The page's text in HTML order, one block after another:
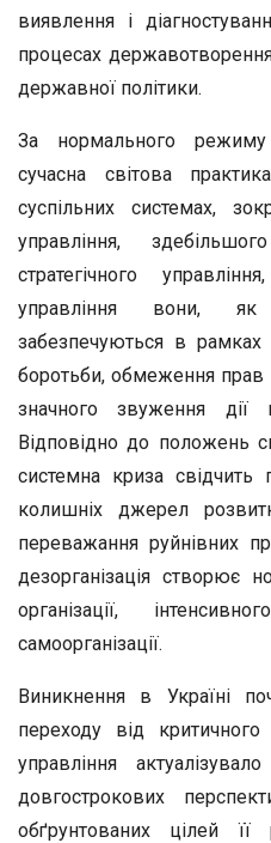
виявлення і
процесах
державної політики.
За нормального режиму
сучасна світова
суспільних системах,
управління,
стратегічного
управління вони, як
забезпечуються в рамках
боротьби, обмеження прав
значного звуження дії
Відповідно до положень
системна криза свідчить
колишніх джерел
переважання руйнівних
дезорганізація створює
організації,
самоорганізації.
Виникнення в Україні
переходу від
управління
довгострокових
обґрунтованих цілей